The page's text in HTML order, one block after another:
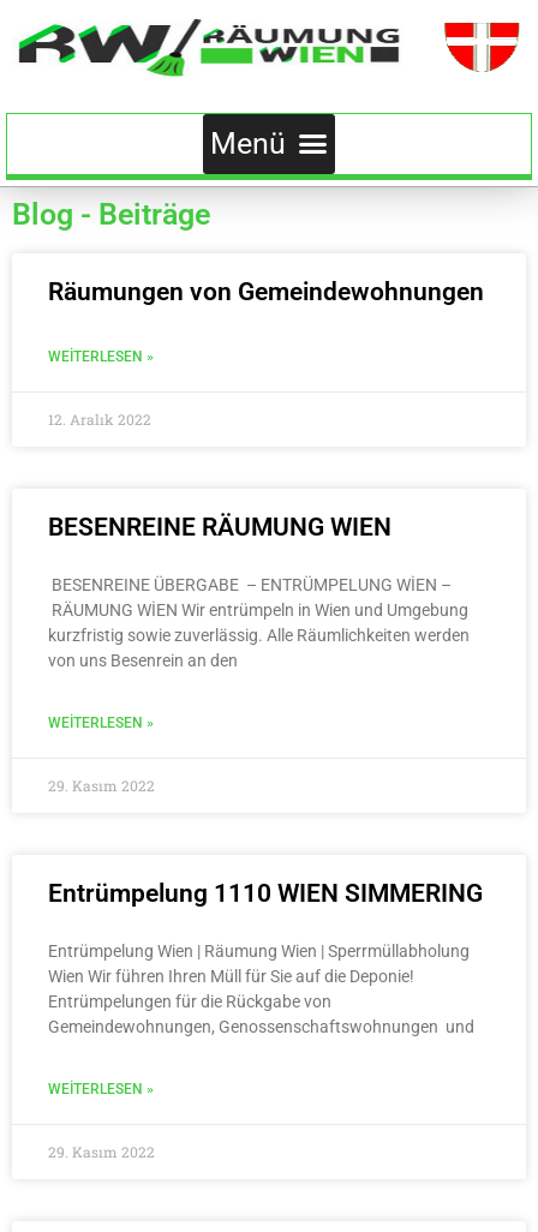
Blog - Beiträge
Räumungen von Gemeindewohnungen
WEITERLESEN »
12. Aralık 2022
BESENREINE RÄUMUNG WIEN
BESENREINE ÜBERGABE – ENTRÜMPELUNG WİEN –
RÄUMUNG WİEN Wir entrümpeln in Wien und Umgebung
kurzfristig sowie zuverlässig. Alle Räumlichkeiten werden
von uns Besenrein an den
WEITERLESEN »
29. Kasım 2022
Entrümpelung 1110 WIEN SIMMERING
Entrümpelung Wien | Räumung Wien | Sperrmüllabholung
Wien Wir führen Ihren Müll für Sie auf die Deponie!
Entrümpelungen für die Rückgabe von
Gemeindewohnungen, Genossenschaftswohnungen und
WEITERLESEN »
29. Kasım 2022